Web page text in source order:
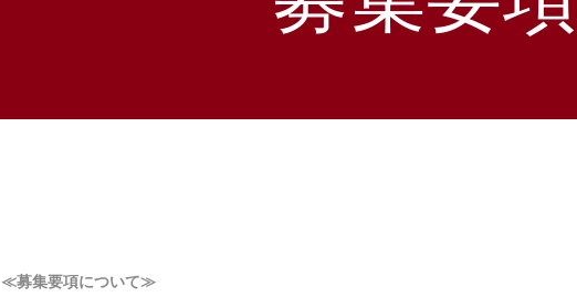
≪募集要項について≫